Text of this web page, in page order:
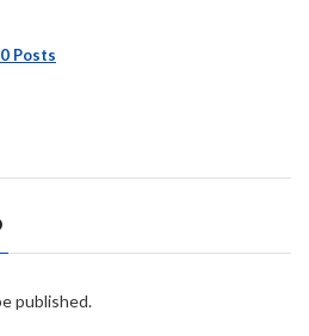
Posts
published.